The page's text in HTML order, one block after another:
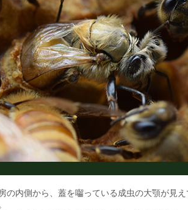
の内側から、蓋を囓っている成虫の大顎が見